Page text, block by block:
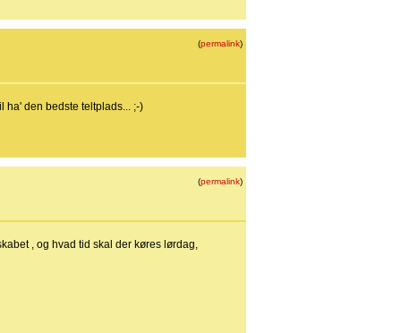
(permalink)
ha' den bedste teltplads... ;-)
(permalink)
, og hvad tid skal der køres lørdag,